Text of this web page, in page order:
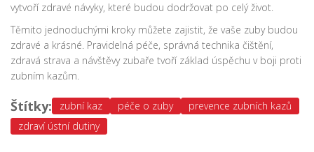
vytvoří zdravé návyky, které budou dodržovat po celý život.
Těmito jednoduchými kroky můžete zajistit, že vaše zuby budou
zdravé a krásné. Pravidelná péče, správná technika čištění,
zdravá strava a návštěvy zubaře tvoří základ úspěchu v boji proti
zubním kazům.
Štítky: zubní kaz péče o zuby
prevence zubních kazů
zdraví ústní dutiny